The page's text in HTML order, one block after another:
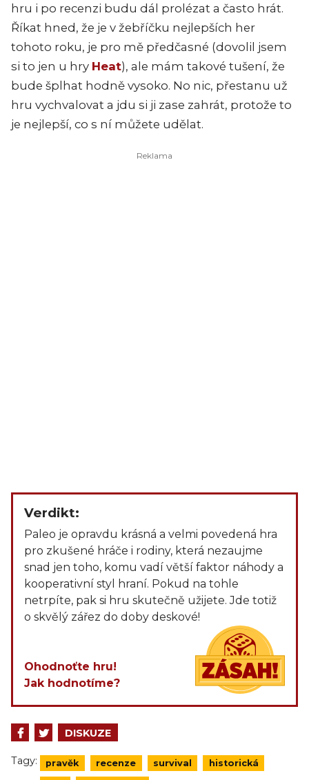
hru i po recenzi budu dál prolézat a často hrát.
Říkat hned, že je v žebříčku nejlepších her
tohoto roku, je pro mě předčasné (dovolil jsem
si to jen u hry Heat), ale mám takové tušení, že
bude šplhat hodně vysoko. No nic, přestanu už
hru vychvalovat a jdu si ji zase zahrát, protože to
je nejlepší, co s ní můžete udělat.
Verdikt:
Paleo je opravdu krásná a velmi povedená hra
pro zkušené hráče i rodiny, která nezaujme
snad jen toho, komu vadí větší faktor náhody a
kooperativní styl hraní. Pokud na tohle
netrpíte, pak si hru skutečně užijete. Jde totiž
o skvělý zářez do doby deskové!
Ohodnoťte hru!
Jak hodnotíme?
DISKUZE
Tagy: pravěk recenze survival historická